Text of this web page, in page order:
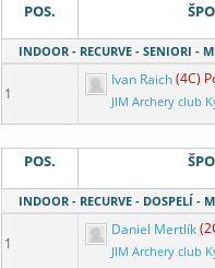
POS.
INDOOR - RECURVE - SENIORI -
1
Ivan Raich(4C)
JIM Archery club
POS.
INDOOR - RECURVE - DOSPELÍ -
1
Daniel Mertlík
JIM Archery club